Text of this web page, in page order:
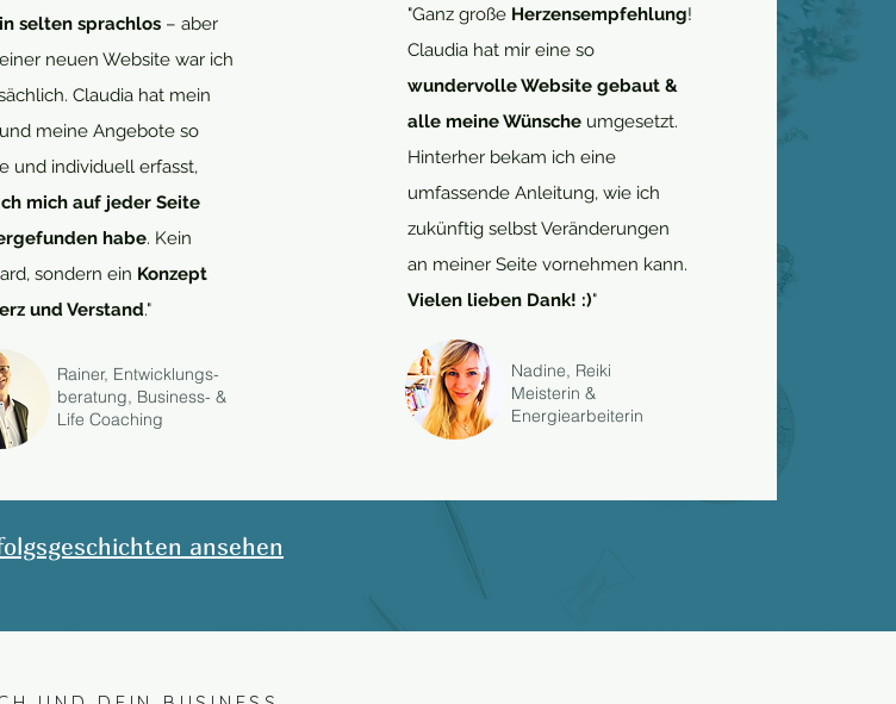
selten sprachlos– aber
neuen Website war ich
Claudia hat mein
meine Angebote so
und individuell erfasst,
mich auf jeder Seite
habe. Kein
sondern ein Konzept
und Verstand."
Rainer, Entwicklungs-
beratung, Business- &
Life Coaching
"Ganz große Herzensempfehlung!
Claudia hat mir eine so
wundervolle Website gebaut &
alle meine Wünsche umgesetzt.
Hinterher bekam ich eine
umfassende Anleitung, wie ich
zukünftig selbst Veränderungen
an meiner Seite vornehmen kann.
Vielen lieben Dank! :)"
Nadine, Reiki
Meisterin &
Energiearbeiterin
ansehen